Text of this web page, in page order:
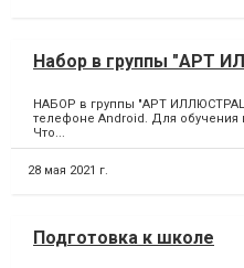
Набор в группы "АРТ
НАБОР в группы "АРТ
телефоне Android. Для обучения
Что...
28 мая 2021 г.
Подготовка к школе